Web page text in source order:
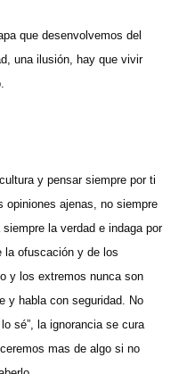
que desenvolvemos del
una ilusión, hay que vivir
y pensar siempre por ti
opiniones ajenas, no siempre
la verdad e indaga por
la ofuscación y de los
y los extremos nunca son
y habla con seguridad. No
sé”, la ignorancia se cura
mas de algo si no